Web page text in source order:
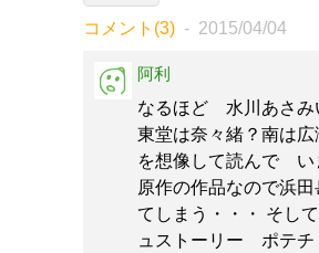
コメント(3) 2015/04/04
阿利
なるほど 水川あさみ
東堂は奈々緒？南は広
を想像して読んで い
原作の作品なので浜
てしまう・・・ そし
ュストーリー ポテ